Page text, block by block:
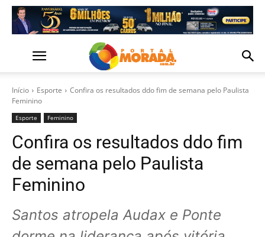
Início Esporte
Confira os resultados ddo fim de semana pelo Paulista
Feminino
Esporte Feminino
Confira os resultados ddo fim
de semana pelo Paulista
Feminino
Santos atropela Audax e Ponte